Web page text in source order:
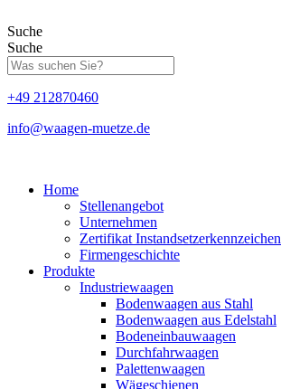
Inhalt
springen
Suche
Suche
+49 212870460
info@waagen-muetze.de
Home
Stellenangebot
Unternehmen
Zertifikat Instandsetzerkennzeichen
Firmengeschichte
Produkte
Industriewaagen
Bodenwaagen aus Stahl
Bodenwaagen aus Edelstahl
Bodeneinbauwaagen
Durchfahrwaagen
Palettenwaagen
Wägeschienen